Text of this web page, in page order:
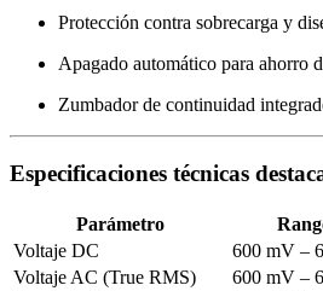
Protección contra sobrecarga y
Apagado automático para ahorro
Zumbador de continuidad
Especificaciones técnicas
Parámetro
Voltaje DC
600 mV –
Voltaje AC (True RMS)
600 mV –